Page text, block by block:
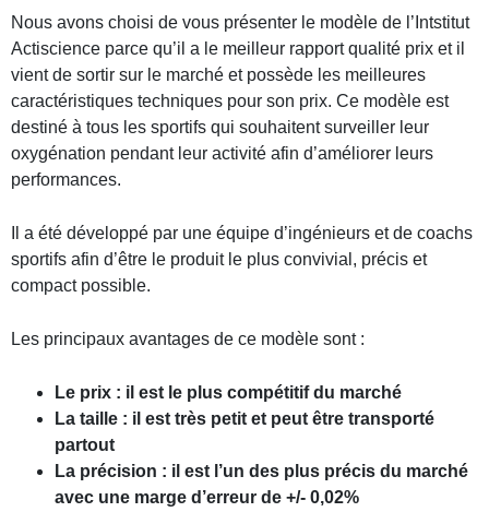
Nous avons choisi de vous présenter le modèle de l’Intstitut
Actiscience parce qu’il a le meilleur rapport qualité prix et il
vient de sortir sur le marché et possède les meilleures
caractéristiques techniques pour son prix. Ce modèle est
destiné à tous les sportifs qui souhaitent surveiller leur
oxygénation pendant leur activité afin d’améliorer leurs
performances.
Il a été développé par une équipe d’ingénieurs et de coachs
sportifs afin d’être le produit le plus convivial, précis et
compact possible.
Les principaux avantages de ce modèle sont :
Le prix : il est le plus compétitif du marché
La taille : il est très petit et peut être transporté
partout
La précision : il est l’un des plus précis du marché
avec une marge d’erreur de +/- 0,02%